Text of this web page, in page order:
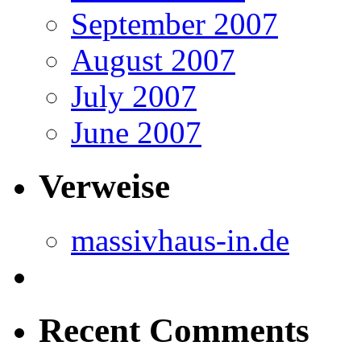
September 2007
August 2007
July 2007
June 2007
Verweise
massivhaus-in.de
Recent Comments